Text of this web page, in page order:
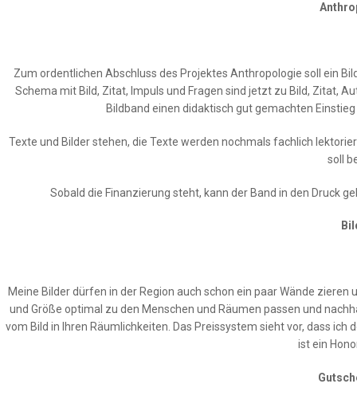
Zum ordentlichen Abschluss des Projektes Anthropologie soll ein
Schema mit Bild, Zitat, Impuls und Fragen sind jetzt zu Bild, Zitat,
Bildband einen didaktisch gut gemachten
Texte und Bilder stehen, die Texte werden nochmals fachlich
soll
Sobald die Finanzierung steht, kann der Band in den Druck
Meine Bilder dürfen in der Region auch schon ein paar Wände
und Größe optimal zu den Menschen und Räumen passen und
vom Bild in Ihren Räumlichkeiten. Das Preissystem sieht vor, dass
ist ein